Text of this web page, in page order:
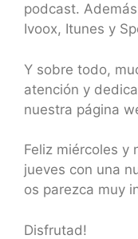
podcast.
Ivoox, Itunes y
Y sobre todo,
atención y
nuestra página
Feliz miércoles y
jueves con una
os parezca muy
Disfrutad!